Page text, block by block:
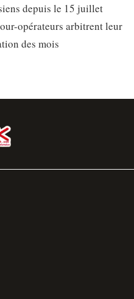
depuis le 15 juillet
opérateurs arbitrent leur
des mois